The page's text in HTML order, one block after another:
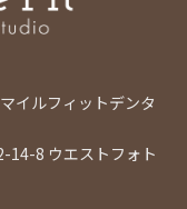
イルフィットデンタ
14-8 ウエストフォト